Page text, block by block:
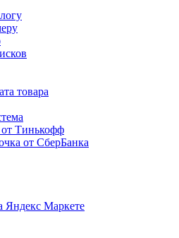
товара
Тинькофф
от СберБанка
Яндекс Маркете